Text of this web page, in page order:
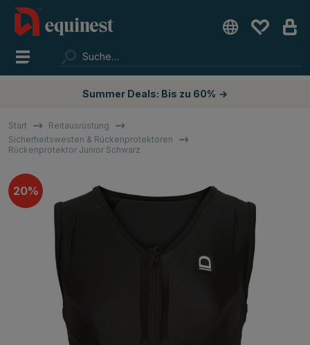
Summer Deals: Bis zu 60% →
Start
Reitausrüstung
Sicherheitswesten & Rückenprotektoren
Rückenprotektor Junior Schwarz
20%